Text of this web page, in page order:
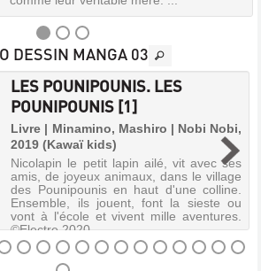
DESSIN MANGA 03
LES POUNIPOUNIS. LES
POUNIPOUNIS [1]
Livre | Minamino, Mashiro | Nobi Nobi,
2019 (Kawaï kids)
Nicolapin le petit lapin ailé, vit avec ses
amis, de joyeux animaux, dans le village
des Pounipounis en haut d'une colline.
Ensemble, ils jouent, font la sieste ou
vont à l'école et vivent mille aventures.
©Electre 2020